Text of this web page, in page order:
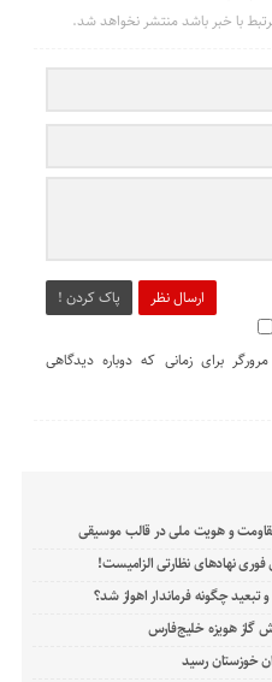
با خبر باشد منتشر نخواهد شد.
ارسال نظر پاک کردن !
برای زمانی که دوباره دیدگاهی
و هویت ملی در قالب موسیقی
نهادهای نظارتی الزامیست!
چگونه فرماندار اهواز شد؟
گاز هویزه خلیج‌فارس